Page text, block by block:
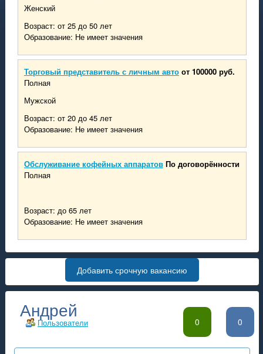
Женский
Возраст: от 25 до 50 лет
Образование: Не имеет значения
Торговый представитель с личным авто от 100000 руб.
Полная
Мужской
Возраст: от 20 до 45 лет
Образование: Не имеет значения
Обслуживание кофейных аппаратов По договорённости
Полная
Возраст: до 65 лет
Образование: Не имеет значения
Добавить срочную вакансию
0 0
Пользователи
Андрей